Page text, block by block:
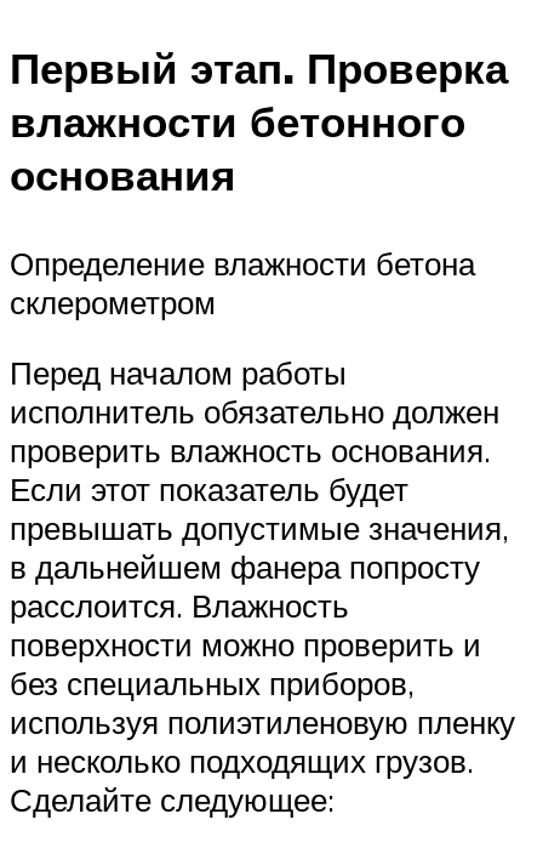
Первый этап. Проверка
влажности бетонного
основания
Определение влажности бетона
склерометром
Перед началом работы
исполнитель обязательно должен
проверить влажность основания.
Если этот показатель будет
превышать допустимые значения,
в дальнейшем фанера попросту
расслоится. Влажность
поверхности можно проверить и
без специальных приборов,
используя полиэтиленовую пленку
и несколько подходящих грузов.
Сделайте следующее: